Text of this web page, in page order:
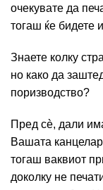
очекувате да
тогаш ќе бидете
Знаете колку
но како да
поризводство?
Пред сè, дали
Вашата
тогаш ваквиот
доколку не